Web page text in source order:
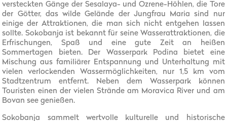
versteckten Gänge der Sesalaya- und Ozrene-Höhlen, die Tore
der Götter, das wilde Gelände der Jungfrau Maria sind nur
einige der Attraktionen, die man sich nicht entgehen lassen
sollte. Sokobanja ist bekannt für seine Wasserattraktionen, die
Erfrischungen, Spaß und eine gute Zeit an heißen
Sommertagen bieten. Der Wasserpark Podina bietet eine
Mischung aus familiärer Entspannung und Unterhaltung mit
vielen verlockenden Wassermöglichkeiten, nur 1,5 km vom
Stadtzentrum entfernt. Neben dem Wasserpark können
Touristen einen der vielen Strände am Moravica River und am
Bovan see genießen.
Sokobanja sammelt wertvolle kulturelle und historische